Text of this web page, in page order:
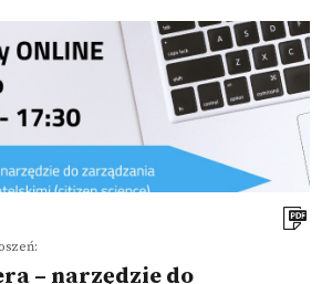
– narzędzie do